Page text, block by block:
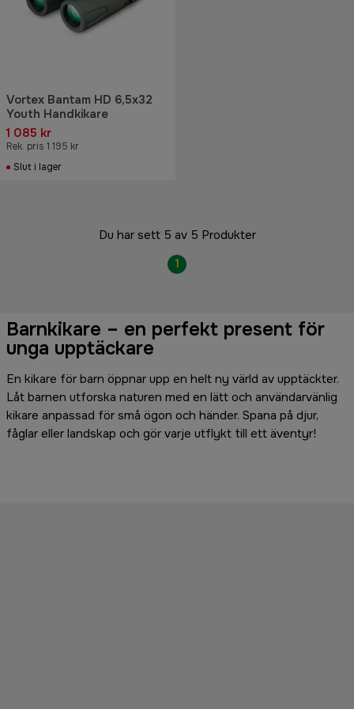
Vortex Bantam HD 6,5x32
Youth Handkikare
1 085 kr
Rek. pris 1 195 kr
Slut i lager
Du har sett 5 av 5 Produkter
1
Barnkikare – en perfekt present för
unga upptäckare
En kikare för barn öppnar upp en helt ny värld av upptäckter.
Låt barnen utforska naturen med en lätt och användarvänlig
kikare anpassad för små ögon och händer. Spana på djur,
fåglar eller landskap och gör varje utflykt till ett äventyr!